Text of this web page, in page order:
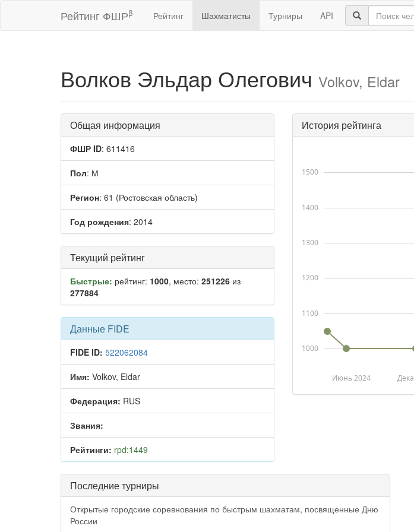
Рейтинг ФШРβ Рейтинг Шахматисты Турниры API
Волков Эльдар Олегович Volkov, Eldar
Общая информация
ФШР ID: 611416
Пол: М
Регион: 61 (Ростовская область)
Год рождения: 2014
Текущий рейтинг
Быстрые: рейтинг: 1000, место: 251226 из
277884
Данные FIDE
FIDE ID: 522062084
Имя: Volkov, Eldar
Федерация: RUS
Звания:
Рейтинги: rpd:1449
История рейтинга
Июнь 2024
1000
1100
1200
1300
1400
1500
Последние турниры
Открытые городские соревнования по быстрым шахматам, посвященные Дню
России